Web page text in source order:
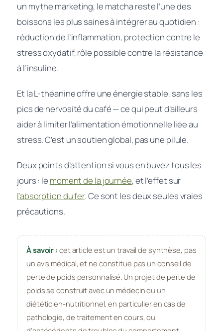
un mythe marketing, le matcha reste l’une des
boissons les plus saines à intégrer au quotidien :
réduction de l’inflammation, protection contre le
stress oxydatif, rôle possible contre la résistance
à l’insuline.
Et la L-théanine offre une énergie stable, sans les
pics de nervosité du café — ce qui peut d’ailleurs
aider à limiter l’alimentation émotionnelle liée au
stress. C’est un soutien global, pas une pilule.
Deux points d’attention si vous en buvez tous les
jours : le moment de la journée, et l’effet sur
l’absorption du fer. Ce sont les deux seules vraies
précautions.
À savoir : cet article est un travail de synthèse, pas
un avis médical, et ne constitue pas un conseil de
perte de poids personnalisé. Un projet de perte de
poids se construit avec un médecin ou un
diététicien-nutritionnel, en particulier en cas de
pathologie, de traitement en cours, ou